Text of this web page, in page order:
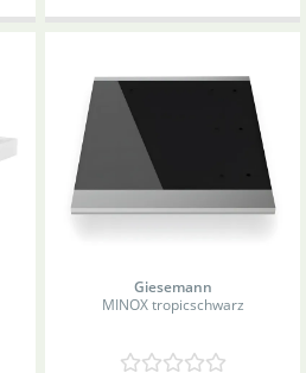
Giesemann
MINOX tropicschwarz